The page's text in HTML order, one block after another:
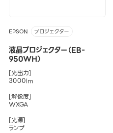
EPSON プロジェクター
液晶プロジェクター（EB-
950WH）
[光出力]
3000lm
[解像度]
WXGA
[光源]
ランプ